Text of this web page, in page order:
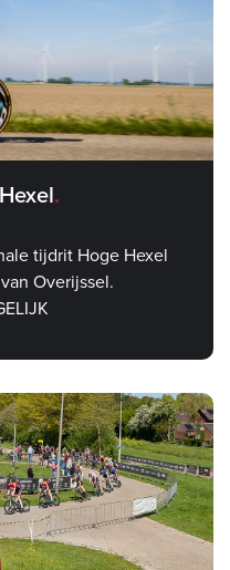
tijdrit Hoge Hexel
Overijssel.